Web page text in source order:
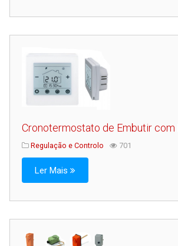
Cronotermostato de Embutir com
Regulação e Controlo 701
Ler Mais